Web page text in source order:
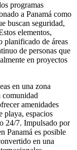
programas
a Panamá como
buscan seguridad,
elementos,
planificado de áreas
de personas que
en proyectos
en una zona
comunidad
amenidades
playa, espacios
24/7. Impulsado por
Panamá es posible
en una